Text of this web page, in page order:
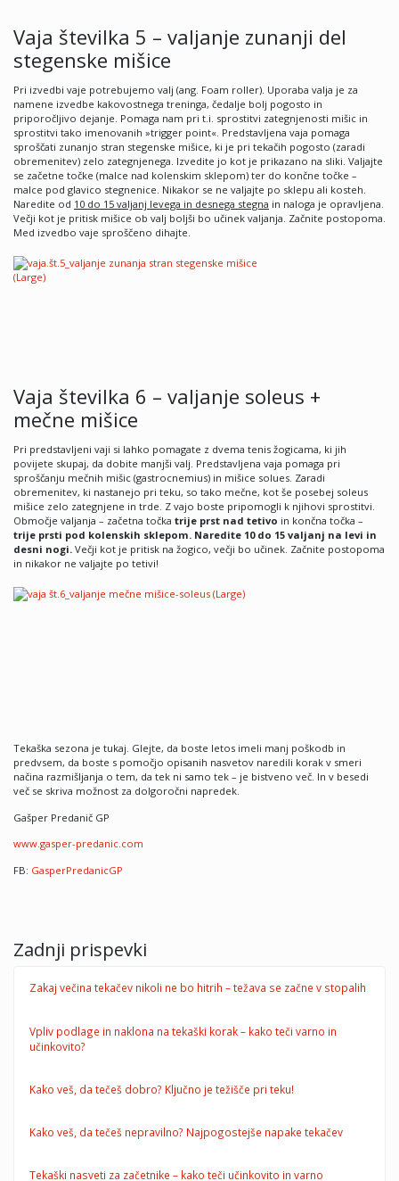
Vaja številka 5 – valjanje zunanji del
stegenske mišice
Pri izvedbi vaje potrebujemo valj (ang. Foam roller). Uporaba valja je za
namene izvedbe kakovostnega treninga, čedalje bolj pogosto in
priporočljivo dejanje. Pomaga nam pri t.i. sprostitvi zategnjenosti mišic in
sprostitvi tako imenovanih »trigger point«. Predstavljena vaja pomaga
sproščati zunanjo stran stegenske mišice, ki je pri tekačih pogosto (zaradi
obremenitev) zelo zategnjenega. Izvedite jo kot je prikazano na sliki. Valjajte
se začetne točke (malce nad kolenskim sklepom) ter do končne točke –
malce pod glavico stegnenice. Nikakor se ne valjajte po sklepu ali kosteh.
Naredite od 10 do 15 valjanj levega in desnega stegna in naloga je opravljena.
Večji kot je pritisk mišice ob valj boljši bo učinek valjanja. Začnite postopoma.
Med izvedbo vaje sproščeno dihajte.
Vaja številka 6 – valjanje soleus +
mečne mišice
Pri predstavljeni vaji si lahko pomagate z dvema tenis žogicama, ki jih
povijete skupaj, da dobite manjši valj. Predstavljena vaja pomaga pri
sproščanju mečnih mišic (gastrocnemius) in mišice solues. Zaradi
obremenitev, ki nastanejo pri teku, so tako mečne, kot še posebej soleus
mišice zelo zategnjene in trde. Z vajo boste pripomogli k njihovi sprostitvi.
Območje valjanja – začetna točka trije prst nad tetivo in končna točka –
trije prsti pod kolenskih sklepom. Naredite 10 do 15 valjanj na levi in
desni nogi. Večji kot je pritisk na žogico, večji bo učinek. Začnite postopoma
in nikakor ne valjajte po tetivi!
Tekaška sezona je tukaj. Glejte, da boste letos imeli manj poškodb in
predvsem, da boste s pomočjo opisanih nasvetov naredili korak v smeri
načina razmišljanja o tem, da tek ni samo tek – je bistveno več. In v besedi
več se skriva možnost za dolgoročni napredek.
Gašper Predanič GP
www.gasper-predanic.com
FB: GasperPredanicGP
Zadnji prispevki
Zakaj večina tekačev nikoli ne bo hitrih – težava se začne v stopalih
Vpliv podlage in naklona na tekaški korak – kako teči varno in
učinkovito?
Kako veš, da tečeš dobro? Ključno je težišče pri teku!
Kako veš, da tečeš nepravilno? Najpogostejše napake tekačev
Tekaški nasveti za začetnike – kako teči učinkovito in varno